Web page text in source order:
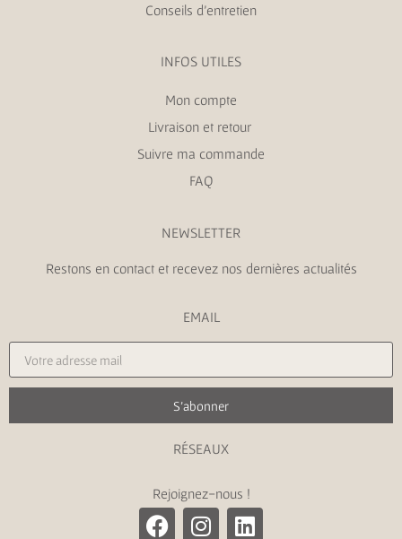
Conseils d’entretien
INFOS UTILES
Mon compte
Livraison et retour
Suivre ma commande
FAQ
NEWSLETTER
Restons en contact et recevez nos dernières actualités
EMAIL
S'abonner
RÉSEAUX
Rejoignez-nous !